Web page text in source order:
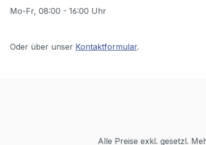
Mo-Fr, 08:00 - 16:00 Uhr
Oder über unser Kontaktformular.
Alle Preise exkl. gesetzl.